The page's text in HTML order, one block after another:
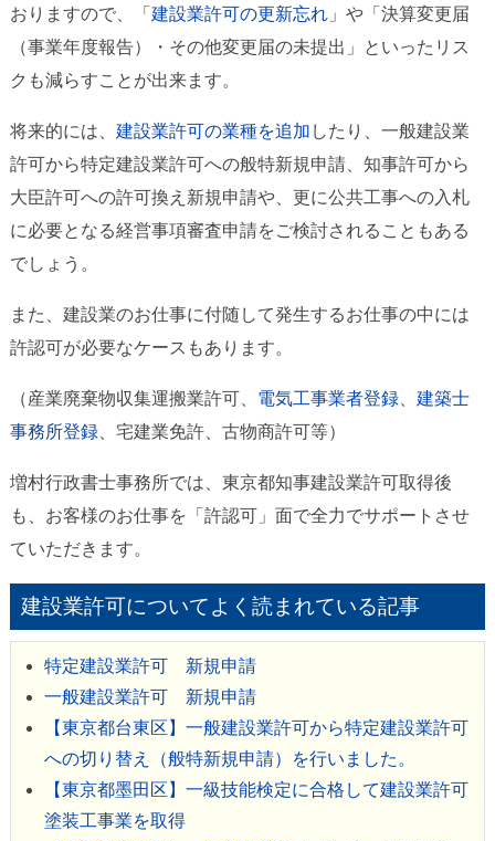
おりますので、「 建設業許可の更新忘れ」や「決算変更届
（事業年度報告）・その他変更届の未提出」といったリス
クも減らすことが出来ます。
将来的には、 建設業許可の業種を追加 したり、一般建設業
許可から特定建設業許可への般特新規申請、知事許可から
大臣許可への許可換え新規申請や、更に公共工事への入札
に必要となる経営事項審査申請をご検討されることもある
でしょう。
また、建設業のお仕事に付随して発生するお仕事の中には
許認可が必要なケースもあります。
（産業廃棄物収集運搬業許可、 電気工事業者登録、 建築士
事務所登録、宅建業免許、古物商許可等）
増村行政書士事務所では、東京都知事建設業許可取得後
も、お客様のお仕事を「許認可」面で全力でサポートさせ
ていただきます。
建設業許可についてよく読まれている記事
特定建設業許可 新規申請
一般建設業許可 新規申請
【東京都台東区】一般建設業許可から特定建設業許可
への切り替え（般特新規申請）を行いました。
【東京都墨田区】一級技能検定に合格して建設業許可
塗装工事業を取得